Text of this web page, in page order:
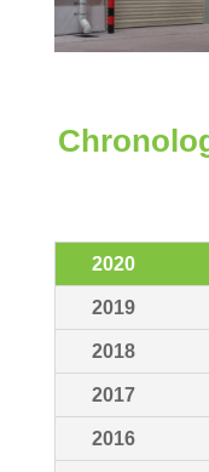
2020
2019
2018
2017
2016